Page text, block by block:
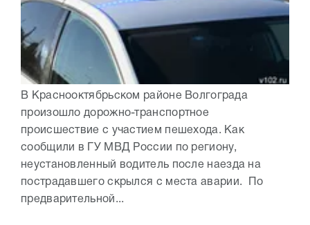
В Краснооктябрьском районе Волгограда
произошло дорожно-транспортное
происшествие с участием пешехода. Как
сообщили в ГУ МВД России по региону,
неустановленный водитель после наезда на
пострадавшего скрылся с места аварии. По
предварительной...